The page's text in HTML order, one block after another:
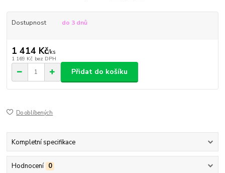
Dostupnost do 3 dnů
1 414 Kč/ks
1 169 Kč bez DPH
Přidat do košíku
Do oblíbených
Kompletní specifikace
Hodnocení 0